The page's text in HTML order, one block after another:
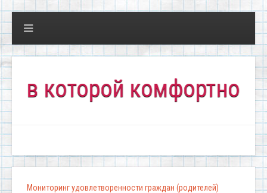
комфортно
Мониторинг удовлетворенности граждан (родителей)